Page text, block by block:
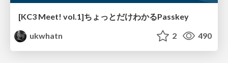
[KC3 Meet! vol.1]ちょっとだけわかるPasskey
ukwhatn
2 490